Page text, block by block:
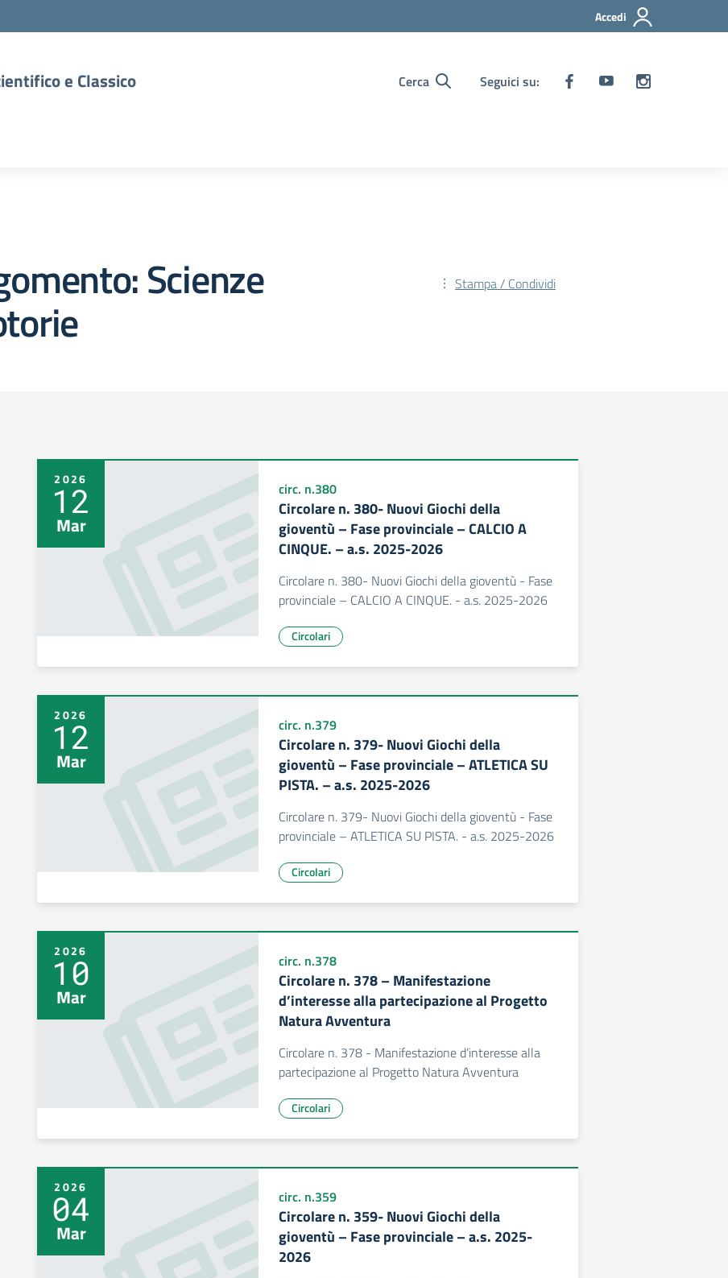
Accedi
e Classico
Cerca Seguici su:
Scienze Stampa / Condividi
2026
12
Mar
circ. n.380
Circolare n. 380- Nuovi Giochi della
gioventù – Fase provinciale – CALCIO A
CINQUE. – a.s. 2025-2026
Circolare n. 380- Nuovi Giochi della gioventù - Fase
provinciale – CALCIO A CINQUE. - a.s. 2025-2026
Circolari
2026
12
Mar
circ. n.379
Circolare n. 379- Nuovi Giochi della
gioventù – Fase provinciale – ATLETICA SU
PISTA. – a.s. 2025-2026
Circolare n. 379- Nuovi Giochi della gioventù - Fase
provinciale – ATLETICA SU PISTA. - a.s. 2025-2026
Circolari
2026
10
Mar
circ. n.378
Circolare n. 378 – Manifestazione
d’interesse alla partecipazione al Progetto
Natura Avventura
Circolare n. 378 - Manifestazione d’interesse alla
partecipazione al Progetto Natura Avventura
Circolari
2026
04
Mar
circ. n.359
Circolare n. 359- Nuovi Giochi della
gioventù – Fase provinciale – a.s. 2025-
2026